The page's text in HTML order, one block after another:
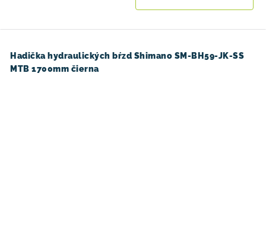
Hadička hydraulických bŕzd Shimano SM-BH59-JK-SS
MTB 1700mm čierna